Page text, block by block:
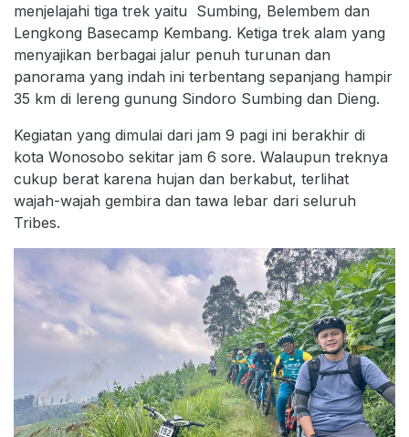
menjelajahi tiga trek yaitu Sumbing, Belembem dan
Lengkong Basecamp Kembang. Ketiga trek alam yang
menyajikan berbagai jalur penuh turunan dan
panorama yang indah ini terbentang sepanjang hampir
35 km di lereng gunung Sindoro Sumbing dan Dieng.
Kegiatan yang dimulai dari jam 9 pagi ini berakhir di
kota Wonosobo sekitar jam 6 sore. Walaupun treknya
cukup berat karena hujan dan berkabut, terlihat
wajah-wajah gembira dan tawa lebar dari seluruh
Tribes.